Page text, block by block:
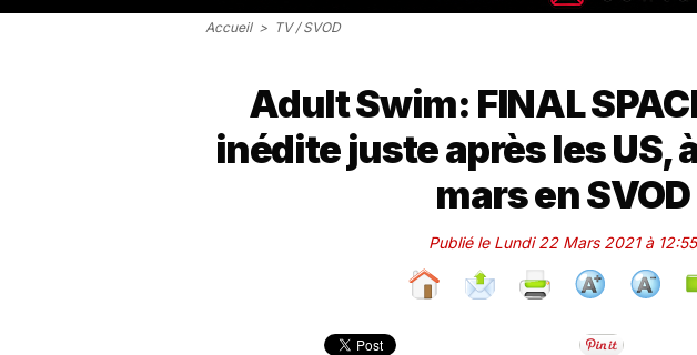
Accueil > TV / SVOD
Adult Swim: FINAL
inédite juste après les US,
mars en SVOD
Publié le Lundi 22 Mars 2021 à 12:55